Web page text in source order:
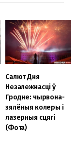
Салют Дня
Незалежнасці ў
Гродне: чырвона-
зялёныя колеры і
лазерныя сцягі
(Фота)